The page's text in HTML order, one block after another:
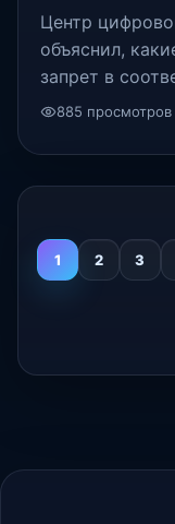
Центр
объяснил,
запрет в
«Незаконный
технических
негласного
разрешены.
885 просмотров
1 2 3